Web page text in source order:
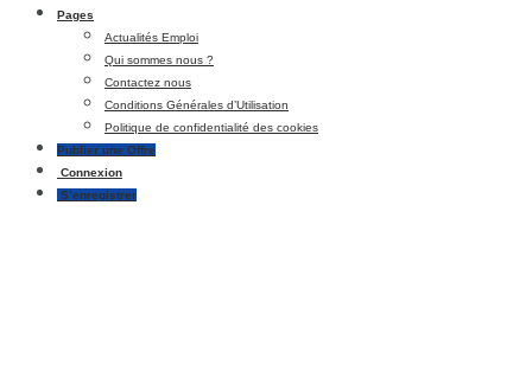
Pages
Actualités Emploi
Qui sommes nous ?
Contactez nous
Conditions Générales d’Utilisation
Politique de confidentialité des cookies
Publier une Offre
Connexion
S’enregistrer